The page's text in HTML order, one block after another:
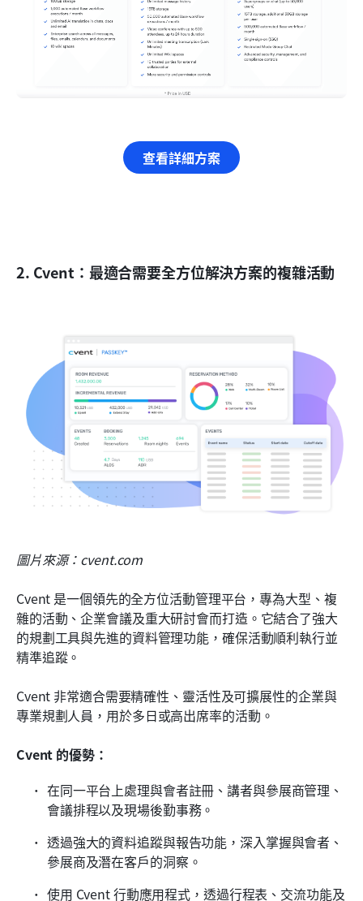
查看詳細方案
2. Cvent：最適合需要全方位解決方案的複雜活動
圖片來源：cvent.com
Cvent 是一個領先的全方位活動管理平台，專為大型、複
雜的活動、企業會議及重大研討會而打造。它結合了強大
的規劃工具與先進的資料管理功能，確保活動順利執行並
精準追蹤。
Cvent 非常適合需要精確性、靈活性及可擴展性的企業與
專業規劃人員，用於多日或高出席率的活動。
Cvent 的優勢：
在同一平台上處理與會者註冊、講者與參展商管理、
會議排程以及現場後勤事務。
透過強大的資料追蹤與報告功能，深入掌握與會者、
參展商及潛在客戶的洞察。
使用 Cvent 行動應用程式，透過行程表、交流功能及